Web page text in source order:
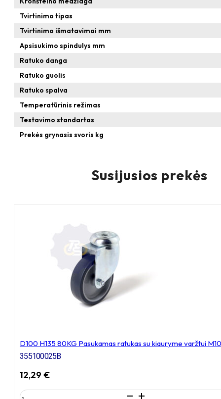
Tvirtinimo tipas
Tvirtinimo išmatavimai mm
Apsisukimo spindulys mm
Ratuko danga
Ratuko guolis
Ratuko spalva
Temperatūrinis režimas
Testavimo standartas
Prekės grynasis svoris kg
Susijusios prekės
D100 H135 80KG Pasukamas ratukas su kiauryme varžtui M10
355100025B
12,29 €
produkto